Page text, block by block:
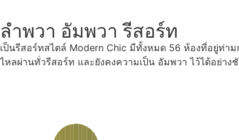
ลำพวา อัมพวา รีสอร์ท
เป็นรีสอร์ทสไตล์ Modern Chic มีทั้งหมด 56 ห้องที่อยู่ท่า
ไหลผ่านทั่วรีสอร์ท และยังคงความเป็น อัมพวา ไว้ได้อย่า